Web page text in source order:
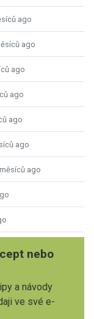
ago
ago
ago
ago
ago
ago
ago
nebo
a návody
ve své e-